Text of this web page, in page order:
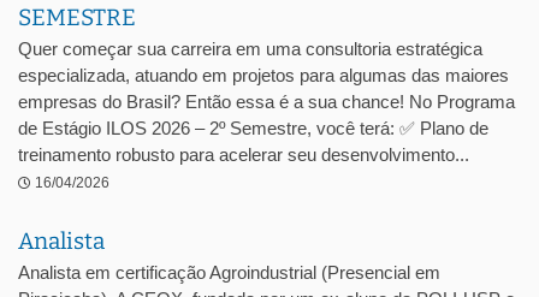
SEMESTRE
Quer começar sua carreira em uma consultoria estratégica
especializada, atuando em projetos para algumas das maiores
empresas do Brasil? Então essa é a sua chance! No Programa
de Estágio ILOS 2026 – 2º Semestre, você terá: ✅ Plano de
treinamento robusto para acelerar seu desenvolvimento...
16/04/2026
Analista
Analista em certificação Agroindustrial (Presencial em